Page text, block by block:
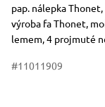
Rozměry
Stručný popis
pap. nálepka
výroba fa Thonet,
lemem, 4 projmuté
#11011909